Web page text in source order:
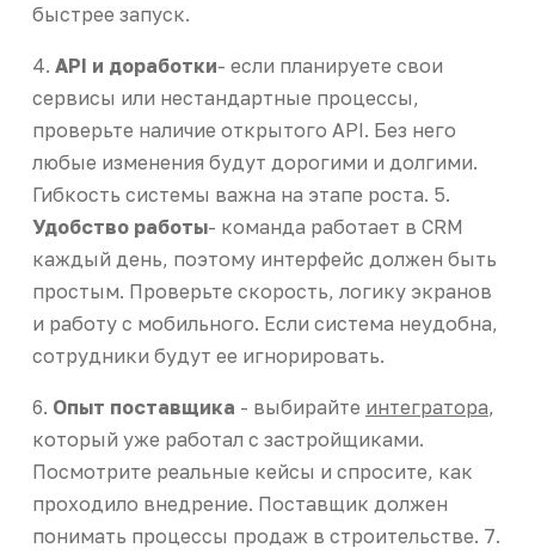
быстрее запуск.
4. API и доработки- если планируете свои
сервисы или нестандартные процессы,
проверьте наличие открытого API. Без него
любые изменения будут дорогими и долгими.
Гибкость системы важна на этапе роста. 5.
Удобство работы- команда работает в CRM
каждый день, поэтому интерфейс должен быть
простым. Проверьте скорость, логику экранов
и работу с мобильного. Если система неудобна,
сотрудники будут ее игнорировать.
6. Опыт поставщика - выбирайте интегратора,
который уже работал с застройщиками.
Посмотрите реальные кейсы и спросите, как
проходило внедрение. Поставщик должен
понимать процессы продаж в строительстве. 7.